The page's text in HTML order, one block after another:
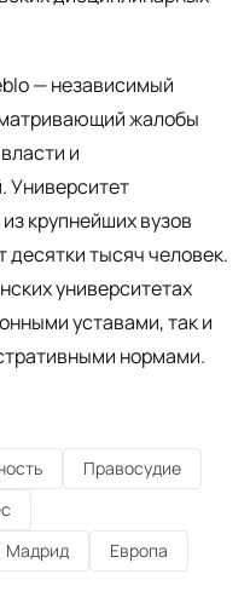
— независимый
жалобы
и
Университет
крупнейших вузов
десятки тысяч человек.
университетах
уставами, так и
нормами.
Правосудие
Мадрид Европа